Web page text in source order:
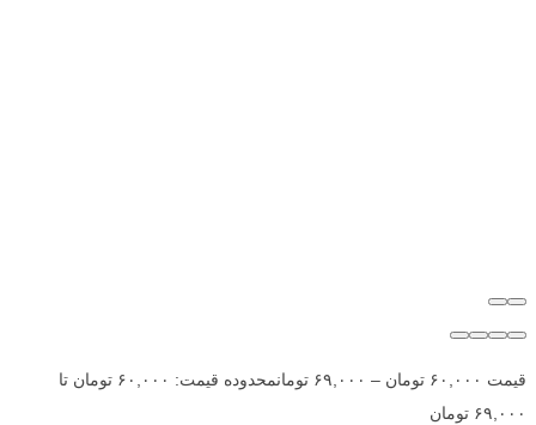
قیمت ۶۰,۰۰۰ تومان – ۶۹,۰۰۰ تومان
محدوده قیمت: ۶۰,۰۰۰ تومان تا
۶۹,۰۰۰ تومان